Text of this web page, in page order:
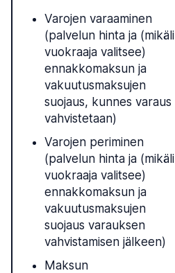
Varojen varaaminen
(palvelun hinta ja (mikäli
vuokraaja valitsee)
ennakkomaksun ja
vakuutusmaksujen
suojaus, kunnes varaus
vahvistetaan)
Varojen periminen
(palvelun hinta ja (mikäli
vuokraaja valitsee)
ennakkomaksun ja
vakuutusmaksujen
suojaus varauksen
vahvistamisen jälkeen)
Maksun